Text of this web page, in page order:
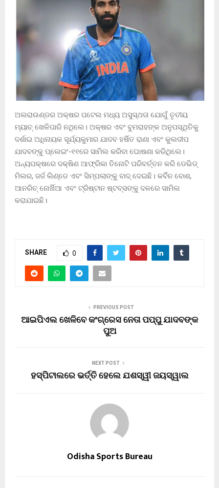
ଅଲରାଉଣ୍ଡର ଅକ୍ଷର ପଟେଲ ମଧ୍ୟ ଅସୁସ୍ଥତା ଯୋଗୁଁ ତୃତୀୟ
ମ୍ୟାଚ୍ ଖେଳିପାରି ନଥିଲେ। ଅକ୍ଷର ଏବଂ ବୁମରାହଙ୍କ ଅନୁପସ୍ଥିତିକୁ
ଦର୍ଶାଇ ଅଧିନାୟକ ସୂର୍ଯ୍ୟକୁମାର ଯାଦବ ହର୍ଷିତ ରାଣା ଏବଂ କୁଲଦୀପ
ଯାଦବଙ୍କୁ ପ୍ଲେଇଂ-୧୧ରେ ସାମିଲ କରିବା ଘୋଷଣା କରିଥିଲେ।
ଅନ୍ୟପକ୍ଷରେ ଦକ୍ଷିଣ ଆଫ୍ରିକା ତିନୋଟି ପରିବର୍ତ୍ତନ କରି ଡେଭିଡ୍
ମିଲର, ଜର୍ଜ ଲିଣ୍ଡେ ଏବଂ ସିମ୍ପଲାଙ୍କୁ ବାଦ୍ ଦେଇଛି। କର୍ବିନ ବୋଶ,
ଆନରିଚ୍ ନୋର୍ଖିଆ ଏବଂ ଟ୍ରିଷ୍ଟାନ ଷ୍ଟବ୍ସଙ୍କୁ ଦଳରେ ସାମିଲ
କରାଯାଇଛି।
SHARE 0
PREVIOUS POST
ଆଇପିଏଲ ଖେଳିବେ କଂଗ୍ରେସ ନେତା ପପ୍ପୁ ଯାଦବଙ୍କ
ପୁଅ
NEXT POST
ହସ୍ପିଟାଲରେ ଭର୍ତ୍ତି ହେଲେ ଯଶସ୍ୱୀ ଜୟସ୍ୱାଲ
Odisha Sports Bureau